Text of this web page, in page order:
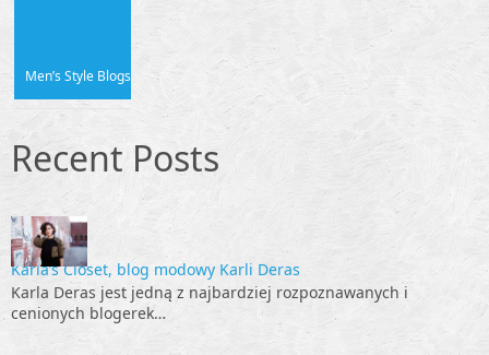
Men’s Style Blogs
Recent Posts
Karla’s Closet, blog modowy Karli Deras
Karla Deras jest jedną z najbardziej rozpoznawanych i
cenionych blogerek…